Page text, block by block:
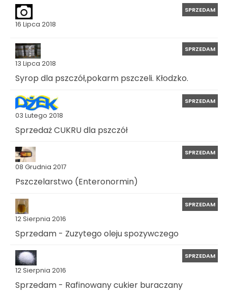
16 Lipca 2018
SPRZEDAM
13 Lipca 2018
SPRZEDAM
Syrop dla pszczół,pokarm pszczeli. Kłodzko.
03 Lutego 2018
SPRZEDAM
Sprzedaż CUKRU dla pszczół
08 Grudnia 2017
SPRZEDAM
Pszczelarstwo (Enteronormin)
12 Sierpnia 2016
SPRZEDAM
Sprzedam - Zuzytego oleju spozywczego
12 Sierpnia 2016
SPRZEDAM
Sprzedam - Rafinowany cukier buraczany